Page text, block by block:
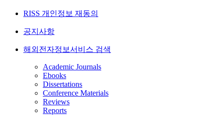
RISS 개인정보 재동의
공지사항
해외전자정보서비스 검색
Academic Journals
Ebooks
Dissertations
Conference Materials
Reviews
Reports